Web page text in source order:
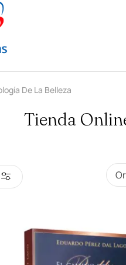
De La Belleza
Tienda